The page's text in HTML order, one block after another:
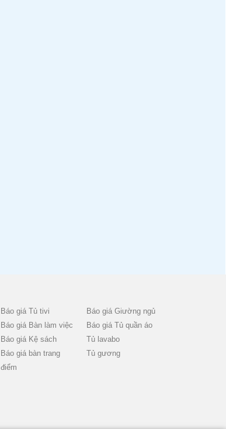
Báo giá Tủ tivi
Báo giá Bàn làm việc
Báo giá Kệ sách
Báo giá bàn trang
điểm
Báo giá Giường ngủ
Báo giá Tủ quần áo
Tủ lavabo
Tủ gương